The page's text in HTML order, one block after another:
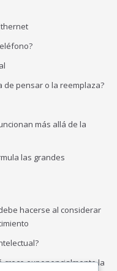
de pensar o la reemplaza?
más allá de la
las grandes
hacerse al considerar
crece exponencialmente la